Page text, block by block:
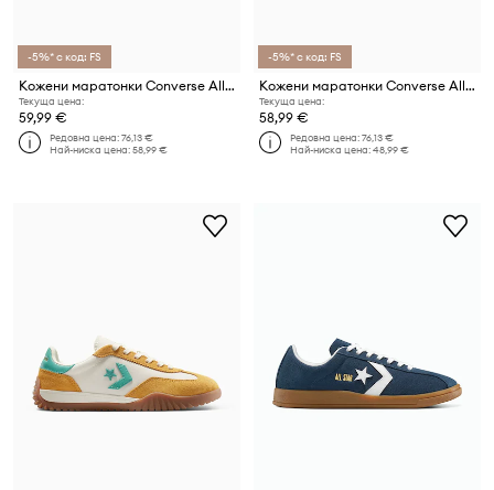
-5%* с код: FS
Кожени маратонки Converse All Star Classic Trainer
Текуща цена:
59,99 €
Редовна цена:76,13 €
Най-ниска цена:58,99 €
-5%* с код: FS
Кожени маратонки Converse All Star Classic Trainer
Текуща цена:
58,99 €
Редовна цена:76,13 €
Най-ниска цена:48,99 €